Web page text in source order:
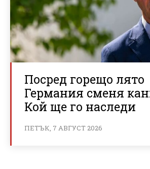
Посред горещо лято
Германия сменя
Кой ще го наследи
ПЕТЪК, 7 АВГУСТ 2026